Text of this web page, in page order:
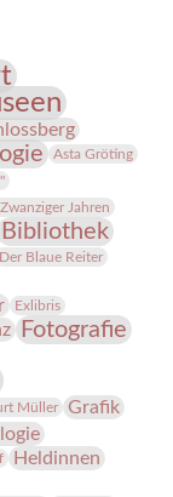
Asta Gröting
Jahren
Bibliothek
Der Blaue Reiter
Exlibris
Fotografie
Müller
Grafik
Heldinnen